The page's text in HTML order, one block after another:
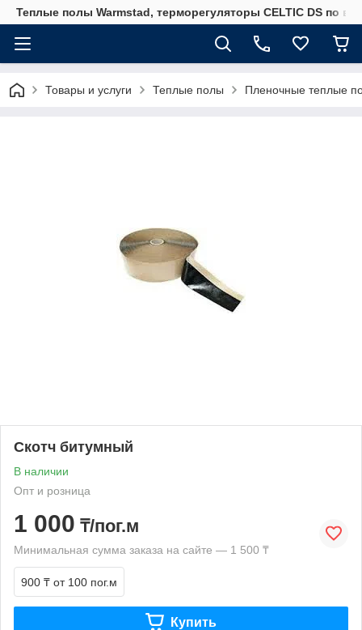
Теплые полы Warmstad, терморегуляторы CELTIC DS по
Товары и услуги Теплые полы Пленочные теплые
Скотч битумный
В наличии
Опт и розница
1 000 ₸/пог.м
Минимальная сумма заказа на сайте — 1 500 ₸
900 ₸ от 100 пог.м
Купить